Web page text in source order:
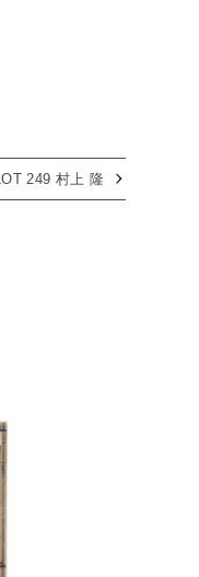
LOT 249 村上 隆